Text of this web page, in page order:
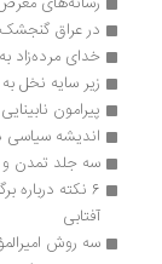
در عراق
خدای مرده‌زاد
زیر سایه نخل
پیرامون
اندیشه سیاسی
سه جلد تمدن و
آفتابی